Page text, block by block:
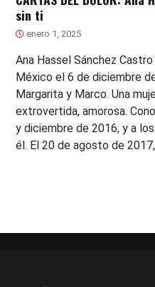
sin ti
enero 1, 2025
Ana Hassel Sánchez
México el 6 de diciembre
Margarita y Marco. Una
extrovertida, amorosa.
y diciembre de 2016, y a
él. El 20 de agosto de